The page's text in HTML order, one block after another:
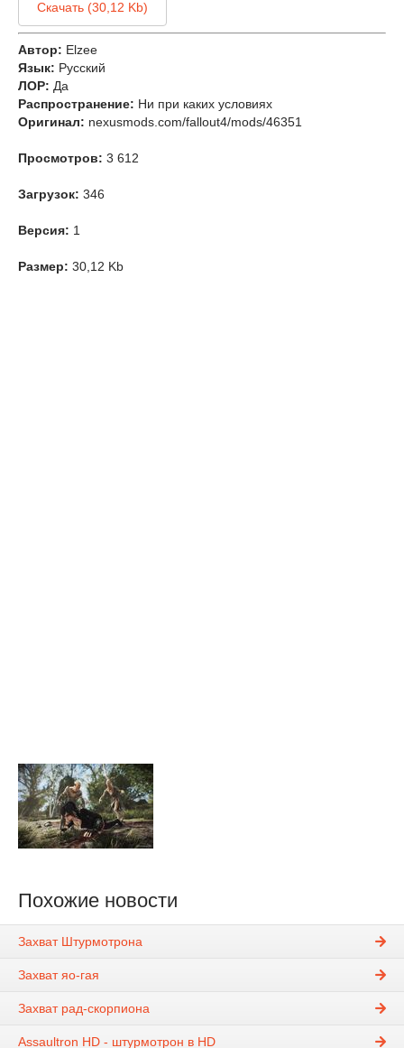
Скачать (30,12 Kb)
Автор: Elzee
Язык: Русский
ЛОР: Да
Распространение: Ни при каких условиях
Оригинал: nexusmods.com/fallout4/mods/46351
Просмотров: 3 612
Загрузок: 346
Версия: 1
Размер: 30,12 Kb
Похожие новости
Захват Штурмотрона
Захват яо-гая
Захват рад-скорпиона
Assaultron HD - штурмотрон в HD